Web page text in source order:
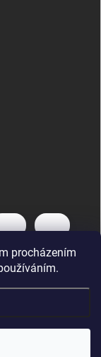
procházením